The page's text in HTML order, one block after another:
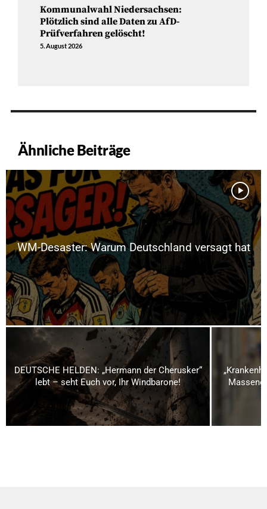
Kommunalwahl Niedersachsen:
Plötzlich sind alle Daten zu AfD-
Prüfverfahren gelöscht!
5. August 2026
Ähnliche Beiträge
WM-Desaster: Warum Deutschland versagt hat
DEUTSCHE HELDEN: „Hermann der Cherusker“
lebt – seht Euch vor, Ihr Windbarone!